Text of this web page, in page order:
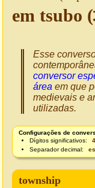
em tsubo
Esse
conversor
área em que
medievais e
utilizadas.
Configurações de
Dígitos significativos:
Separador decimal:
township